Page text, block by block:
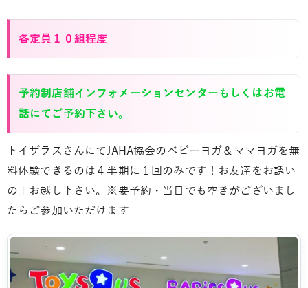
各定員１０組程度
予約制店舗インフォメーションセンターもしくはお電
話にてご予約下さい。
トイザラスさんにてJAHA協会のベビーヨガ＆ママヨガを無
料体験できるのは４半期に１回のみです！お友達をお誘い
の上お越し下さい。※要予約・当日でも空きがございまし
たらご参加いただけます